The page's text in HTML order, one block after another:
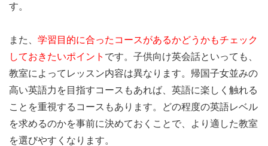
す。
また、 学習目的に合ったコースがあるかどうかもチェック
しておきたいポイント です。子供向け英会話といっても、
教室によってレッスン内容は異なります。帰国子女並みの
高い英語力を目指すコースもあれば、英語に楽しく触れる
ことを重視するコースもあります。どの程度の英語レベル
を求めるのかを事前に決めておくことで、より適した教室
を選びやすくなります。